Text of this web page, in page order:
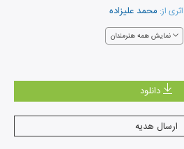
اثری از: محمد علیزاده
نمایش همه هنرمندان
دانلود
ارسال هدیه